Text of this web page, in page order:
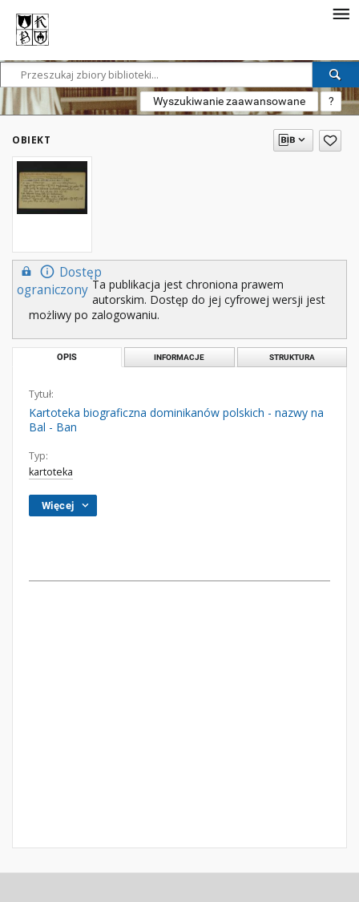
Wyszukiwanie zaawansowane ?
OBIEKT
Dostęp
ograniczony Ta publikacja jest chroniona prawem
autorskim. Dostęp do jej cyfrowej wersji jest
możliwy po zalogowaniu.
OPIS INFORMACJE STRUKTURA
Tytuł:
Kartoteka biograficzna dominikanów polskich - nazwy na
Bal - Ban
Typ:
kartoteka
Więcej